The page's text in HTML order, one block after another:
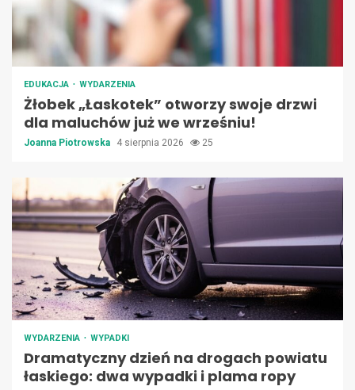
EDUKACJA WYDARZENIA
Żłobek „Łaskotek” otworzy swoje drzwi
dla maluchów już we wrześniu!
Joanna Piotrowska 4 sierpnia 2026 25
WYDARZENIA WYPADKI
Dramatyczny dzień na drogach powiatu
łaskiego: dwa wypadki i plama ropy